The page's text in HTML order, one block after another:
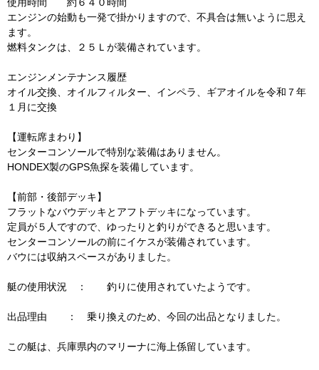
使用時間 約６４０時間
エンジンの始動も一発で掛かりますので、不具合は無いように思え
ます。
燃料タンクは、２５Ｌが装備されています。
エンジンメンテナンス履歴
オイル交換、オイルフィルター、インペラ、ギアオイルを令和７年
１月に交換
【運転席まわり】
センターコンソールで特別な装備はありません。
HONDEX製のGPS魚探を装備しています。
【前部・後部デッキ】
フラットなバウデッキとアフトデッキになっています。
定員が５人ですので、ゆったりと釣りができると思います。
センターコンソールの前にイケスが装備されています。
バウには収納スペースがありました。
艇の使用状況 ： 釣りに使用されていたようです。
出品理由 ： 乗り換えのため、今回の出品となりました。
この艇は、兵庫県内のマリーナに海上係留しています。